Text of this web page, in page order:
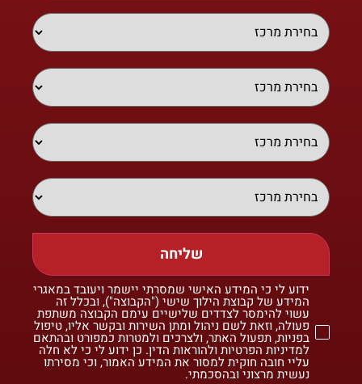
שליחה
ידוע לי כי המידע האישי שמסרתי יישמר ויעובד במאגרי
המידע של קבוצת הילוך שישי ("הקבוצה"), ובכלל זה
עשוי להימסר לצדדים שלישיים עימם הקבוצה משתפת
פעולה, וזאת לשם ניהול ומתן השירות ובקשר אליו, טיפול
בפניות, תפעול האתר, ולצרכים ולמטרות כמפורט ובהתאם
למדיניות הפרטיות ולהוראות הדין. כן ידוע לי כי לא חלה
עליי חובה חוקית למסור את המידע האמור, וכי מסירתו
נעשית מרצוני ובהסכמתי.